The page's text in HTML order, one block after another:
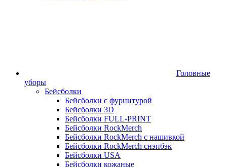
Головные
уборы
Бейсболки
Бейсболки с фурнитурой
Бейсболки 3D
Бейсболки FULL-PRINT
Бейсболки RockMerch
Бейсболки RockMerch с нашивкой
Бейсболки RockMerch снэпбэк
Бейсболки USA
Бейсболки кожаные